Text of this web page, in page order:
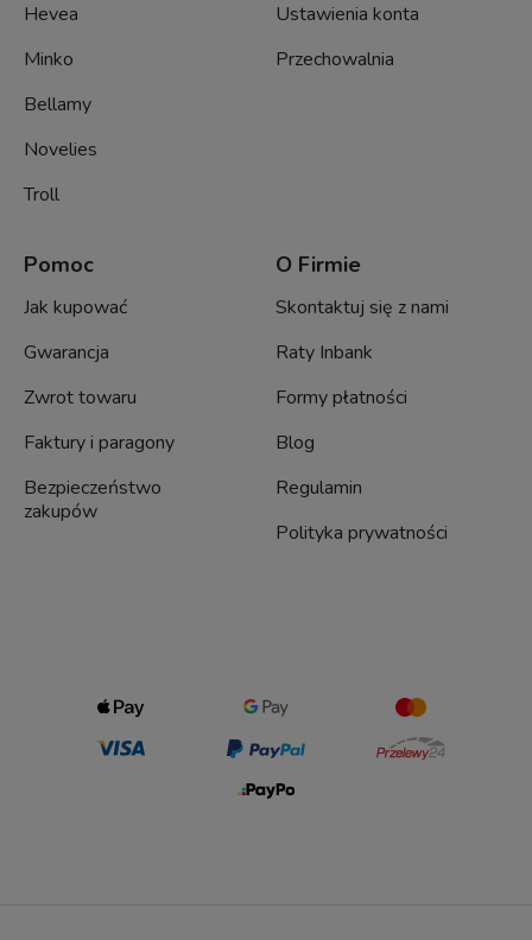
Hevea
Minko
Bellamy
Novelies
Troll
Ustawienia konta
Przechowalnia
Pomoc
Jak kupować
Gwarancja
Zwrot towaru
Faktury i paragony
Bezpieczeństwo
zakupów
O Firmie
Skontaktuj się z nami
Raty Inbank
Formy płatności
Blog
Regulamin
Polityka prywatności